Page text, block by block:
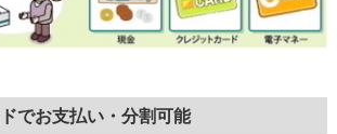
でお支払い・分割可能